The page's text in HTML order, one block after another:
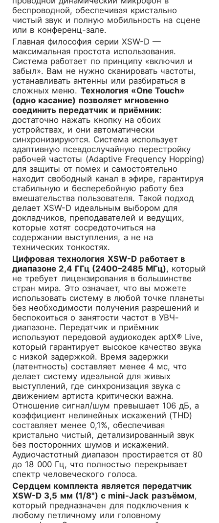
беспроводной, обеспечивая кристально
чистый звук и полную мобильность на сцене
или в конференц-зале.
Главная философия серии XSW-D —
максимальная простота использования.
Система работает по принципу «включил и
забыл». Вам не нужно сканировать частоты,
устанавливать антенны или разбираться в
сложных меню. Технология «One Touch»
(одно касание) позволяет мгновенно
соединить передатчик и приёмник:
достаточно нажать кнопку на обоих
устройствах, и они автоматически
синхронизируются. Система использует
адаптивную псевдослучайную перестройку
рабочей частоты (Adaptive Frequency Hopping)
для защиты от помех и самостоятельно
находит свободный канал в эфире, гарантируя
стабильную и бесперебойную работу без
вмешательства пользователя. Такой подход
делает XSW-D идеальным выбором для
докладчиков, преподавателей и ведущих,
которые хотят сосредоточиться на
содержании выступления, а не на
технических тонкостях.
Цифровая технология XSW-D работает в
диапазоне 2,4 ГГц (2400–2485 МГц), который
не требует лицензирования в большинстве
стран мира. Это означает, что вы можете
использовать систему в любой точке планеты
без необходимости получения разрешений и
беспокоиться о занятости частот в УВЧ-
диапазоне. Передатчик и приёмник
используют передовой аудиокодек aptX® Live,
который гарантирует высокое качество звука
с низкой задержкой. Время задержки
(латентность) составляет менее 4 мс, что
делает систему идеальной для живых
выступлений, где синхронизация звука с
движением артиста критически важна.
Отношение сигнал/шум превышает 106 дБ, а
коэффициент нелинейных искажений (THD)
составляет менее 0,1%, обеспечивая
кристально чистый, детализированный звук
без посторонних шумов и искажений.
Аудиочастотный диапазон простирается от 80
до 18 000 Гц, что полностью перекрывает
спектр человеческого голоса.
Сердцем комплекта является передатчик
XSW-D 3,5 мм (1/8") с mini-Jack разъёмом,
который предназначен для подключения к
любому петличному или головному